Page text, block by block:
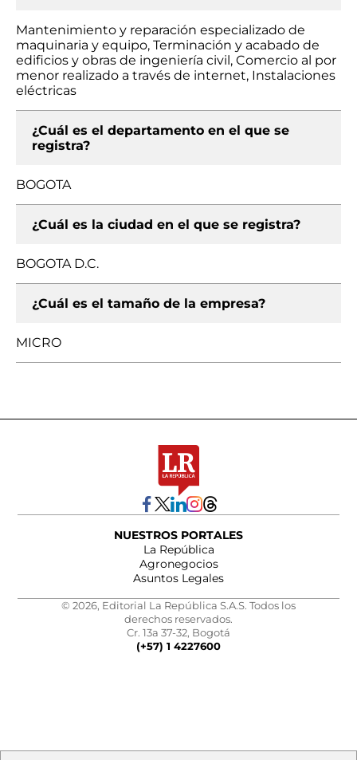
Mantenimiento y reparación especializado de
maquinaria y equipo, Terminación y acabado de
edificios y obras de ingeniería civil, Comercio al por
menor realizado a través de internet, Instalaciones
eléctricas
¿Cuál es el departamento en el que se
registra?
BOGOTA
¿Cuál es la ciudad en el que se registra?
BOGOTA D.C.
¿Cuál es el tamaño de la empresa?
MICRO
NUESTROS PORTALES
La República
Agronegocios
Asuntos Legales
© 2026, Editorial La República S.A.S. Todos los
derechos reservados.
Cr. 13a 37-32, Bogotá
(+57) 1 4227600